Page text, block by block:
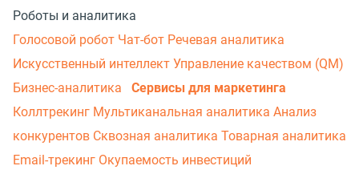
Роботы и аналитика
Голосовой робот Чат-бот Речевая аналитика
Искусственный интеллект Управление качеством (QM)
Бизнес-аналитика
Сервисы для маркетинга
Коллтрекинг Мультиканальная аналитика Анализ
конкурентов Сквозная аналитика Товарная аналитика
Email-трекинг Окупаемость инвестиций